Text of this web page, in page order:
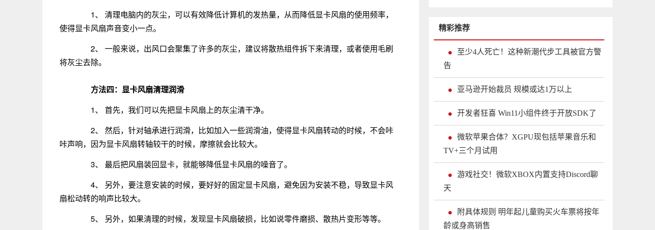
1、 清理电脑内的灰尘，可以有效降低计算机的发热量，从而降低显卡风扇的使用频率，
使得显卡风扇声音变小一点。
2、 一般来说，出风口会聚集了许多的灰尘，建议将散热组件拆下来清理，或者使用毛刷
将灰尘去除。
方法四：显卡风扇清理润滑
1、 首先，我们可以先把显卡风扇上的灰尘清干净。
2、 然后，针对轴承进行润滑，比如加入一些润滑油，使得显卡风扇转动的时候，不会咔
咔声响，因为显卡风扇转轴较干的时候，摩擦就会比较大。
3、 最后把风扇装回显卡，就能够降低显卡风扇的噪音了。
4、 另外，要注意安装的时候，要好好的固定显卡风扇，避免因为安装不稳，导致显卡风
扇松动转的响声比较大。
5、 另外，如果清理的时候，发现显卡风扇破损，比如说零件磨损、散热片变形等等。
精彩推荐
至少4人死亡！这种新潮代步工具被官方警
告
亚马逊开始裁员 规模或达1万以上
开发者狂喜 Win11小组件终于开放SDK了
微软苹果合体？XGPU现包括苹果音乐和
TV+三个月试用
游戏社交！微软XBOX内置支持Discord聊
天
附具体规则 明年起儿童购买火车票将按年
龄或身高销售